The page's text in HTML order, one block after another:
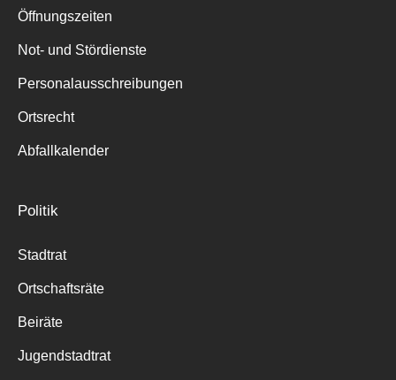
Öffnungszeiten
Not- und Stördienste
Personalausschreibungen
Ortsrecht
Abfallkalender
Politik
Stadtrat
Ortschaftsräte
Beiräte
Jugendstadtrat